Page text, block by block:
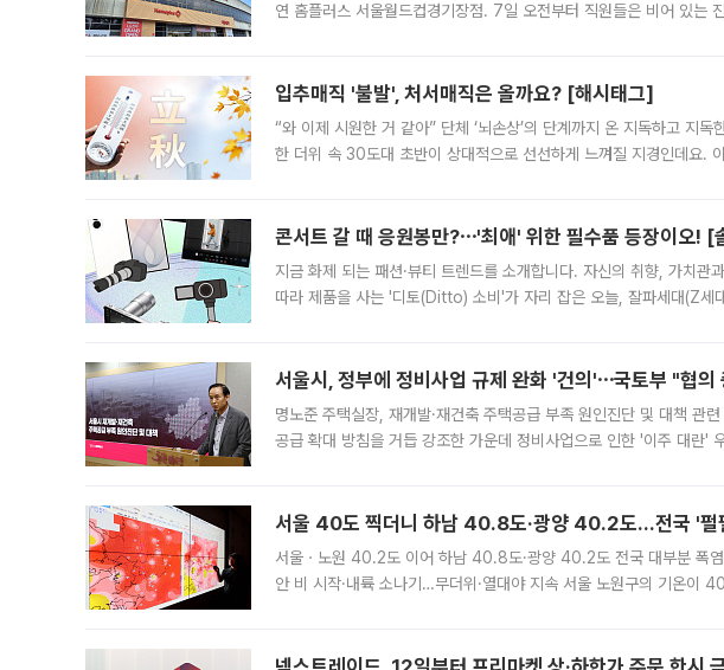
연 홈플러스 서울월드컵경기장점. 7일 오전부터 직원들은 비어 있는
입추매직 '불발', 처서매직은 올까요? [해시태그]
“와 이제 시원한 거 같아” 단체 ‘뇌손상’의 단계까지 온 지독하고 지
한 더위 속 30도대 초반이 상대적으로 선선하게 느껴질 지경인데요.
콘서트 갈 때 응원봉만?⋯'최애' 위한 필수품 등장이오! [
지금 화제 되는 패션·뷰티 트렌드를 소개합니다. 자신의 취향, 가치관
따라 제품을 사는 '디토(Ditto) 소비'가 자리 잡은 오늘, 잘파세대(Z세
서울시, 정부에 정비사업 규제 완화 '건의'⋯국토부 "협
명노준 주택실장, 재개발·재건축 주택공급 부족 원인진단 및 대책 관
공급 확대 방침을 거듭 강조한 가운데 정비사업으로 인한 '이주 대란'
서울 40도 찍더니 하남 40.8도·광양 40.2도…전국 '펄
서울ㆍ노원 40.2도 이어 하남 40.8도·광양 40.2도 전국 대부분 폭
안 비 시작·내륙 소나기…무더위·열대야 지속 서울 노원구의 기온이